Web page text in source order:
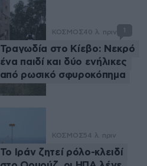
ΚΟΣΜΟΣ40 λ. πριν 1
Τραγωδία στο Κίεβο: Νεκρό
ένα παιδί και δύο ενήλικες
από ρωσικό σφυροκόπημα
ΚΟΣΜΟΣ54 λ. πριν
Το Ιράν ζητεί ρόλο-κλειδί